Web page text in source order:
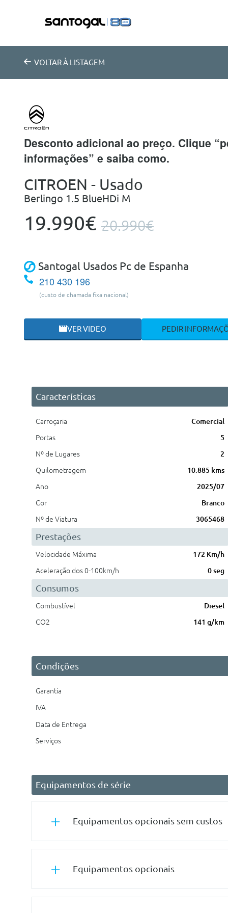
VOLTARÀ LISTAGEM
Desconto adicional ao preço. Clique
informações” e saiba como.
CITROEN - Usado
Berlingo 1.5 BlueHDi M
19.990€ 20.990€
Santogal Usados Pc de Espanha
210 430 196
(custo de chamada fixa nacional)
VER VIDEO PEDIR
Características
Carroçaria
Comercial
Portas
5
Nº de Lugares
2
Quilometragem
10.885 kms
Ano
2025/07
Cor
Branco
Nº de Viatura
3065468
Prestações
Velocidade Máxima
172 Km/h
Aceleração dos 0-100km/h
0 seg
Consumos
Combustível
Diesel
CO2
141 g/km
Condições
Garantia
IVA
Data de Entrega
Serviços
Equipamentos de série
Equipamentos opcionais sem custos
Pintura Sólida
Conforto/Interior e Exterior
Equipamentos opcionais